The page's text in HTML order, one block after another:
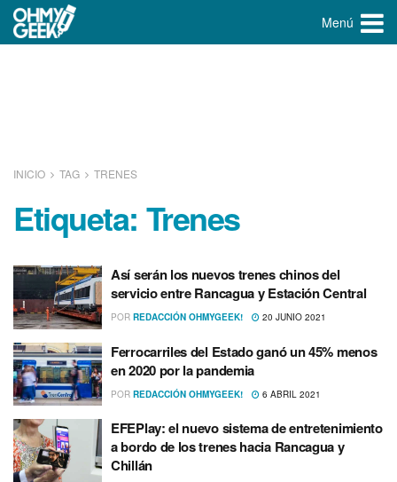
Menú
INICIO TAG TRENES
Etiqueta: Trenes
Así serán los nuevos trenes chinos del
servicio entre Rancagua y Estación Central
POR REDACCIÓN OHMYGEEK! 20 JUNIO 2021
Ferrocarriles del Estado ganó un 45% menos
en 2020 por la pandemia
POR REDACCIÓN OHMYGEEK! 6 ABRIL 2021
EFEPlay: el nuevo sistema de entretenimiento
a bordo de los trenes hacia Rancagua y
Chillán